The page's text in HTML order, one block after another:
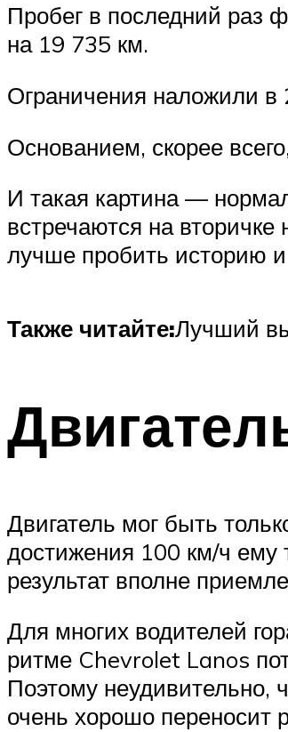
Пробег в последний раз
на 19 735 км.
Ограничения наложили в
Основанием, скорее
И такая картина —
встречаются на
лучше пробить историю
Также читайте:Лучший
Двигатель мог быть
достижения 100 км/ч ему
результат вполне
Для многих водителей
ритме Chevrolet Lanos
Поэтому неудивительно,
очень хорошо переносит